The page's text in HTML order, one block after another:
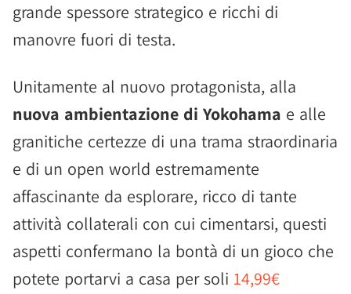
grande spessore strategico e ricchi di
manovre fuori di testa.
Unitamente al nuovo protagonista, alla
nuova ambientazione di Yokohama e alle
granitiche certezze di una trama straordinaria
e di un open world estremamente
affascinante da esplorare, ricco di tante
attività collaterali con cui cimentarsi, questi
aspetti confermano la bontà di un gioco che
potete portarvi a casa per soli 14,99€